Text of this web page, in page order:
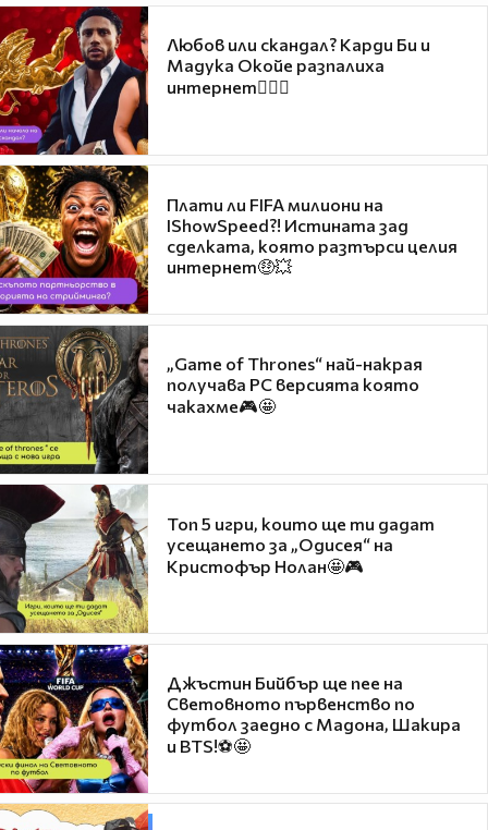
Любов или скандал? Карди Би и
Мадука Окойе разпалиха
интернет❤️‍🔥🔥
Плати ли FIFA милиони на
IShowSpeed?! Истината зад
сделката, която разтърси целия
интернет🤑💥
„Game of Thrones“ най-накрая
получава PC версията която
чакахме🎮🤩
Топ 5 игри, които ще ти дадат
усещането за „Одисея“ на
Кристофър Нолан🤩🎮
Джъстин Бийбър ще пее на
Световното първенство по
футбол заедно с Мадона, Шакира
и BTS!⚽🤩